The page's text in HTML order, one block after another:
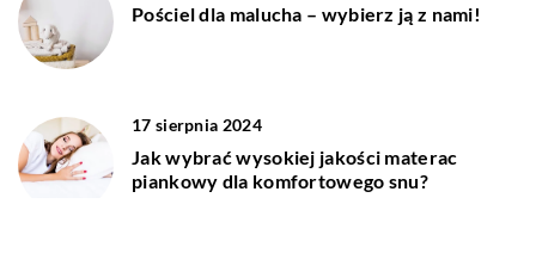
Pościel dla malucha – wybierz ją z nami!
17 sierpnia 2024
Jak wybrać wysokiej jakości materac
piankowy dla komfortowego snu?